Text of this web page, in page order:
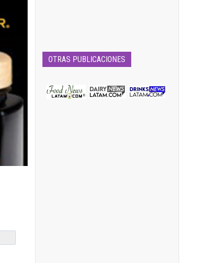
OTRAS PUBLICACIONES